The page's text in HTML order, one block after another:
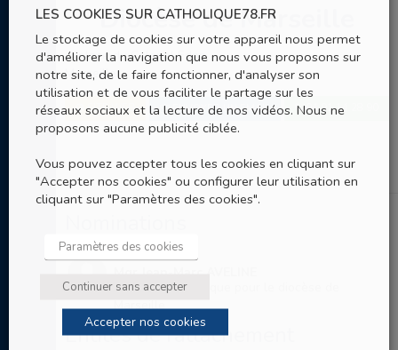
Diocèse de Marseille
4, place du Colonel Edon
Marseille
SITE WEB ENVOYER UN EMAIL 04 91 14 28 90
Cardinal archevêque pour le diocèse de
Marseille
Entités de rattachement
LES COOKIES SUR CATHOLIQUE78.FR
Le stockage de cookies sur votre appareil nous permet
d'améliorer la navigation que nous vous proposons sur
notre site, de le faire fonctionner, d'analyser son
utilisation et de vous faciliter le partage sur les
réseaux sociaux et la lecture de nos vidéos. Nous ne
proposons aucune publicité ciblée.
Vous pouvez accepter tous les cookies en cliquant sur
"Accepter nos cookies" ou configurer leur utilisation en
cliquant sur "Paramètres des cookies".
Paramètres des cookies
Continuer sans accepter
Accepter nos cookies